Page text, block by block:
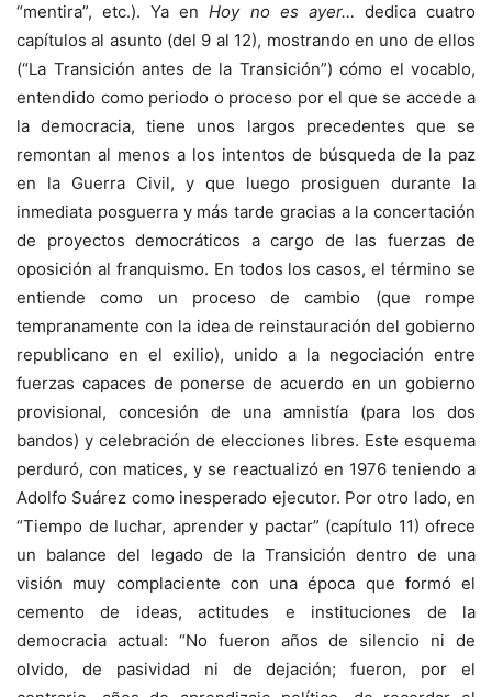
“mentira”, etc.). Ya enHoy no es ayer… dedica cuatro
capítulos al asunto (del 9 al 12), mostrando en uno de ellos
(“La Transición antes de la Transición”) cómo el vocablo,
entendido como periodo o proceso por el que se accede a
la democracia, tiene unos largos precedentes que se
remontan al menos a los intentos de búsqueda de la paz
en la Guerra Civil, y que luego prosiguen durante la
inmediata posguerra y más tarde gracias a la concertación
de proyectos democráticos a cargo de las fuerzas de
oposición al franquismo. En todos los casos, el término se
entiende como un proceso de cambio (que rompe
tempranamente con la idea de reinstauración del gobierno
republicano en el exilio), unido a la negociación entre
fuerzas capaces de ponerse de acuerdo en un gobierno
provisional, concesión de una amnistía (para los dos
bandos) y celebración de elecciones libres. Este esquema
perduró, con matices, y se reactualizó en 1976 teniendo a
Adolfo Suárez como inesperado ejecutor. Por otro lado, en
“Tiempo de luchar, aprender y pactar” (capítulo 11) ofrece
un balance del legado de la Transición dentro de una
visión muy complaciente con una época que formó el
cemento de ideas, actitudes e instituciones de la
democracia actual: “No fueron años de silencio ni de
olvido, de pasividad ni de dejación; fueron, por el